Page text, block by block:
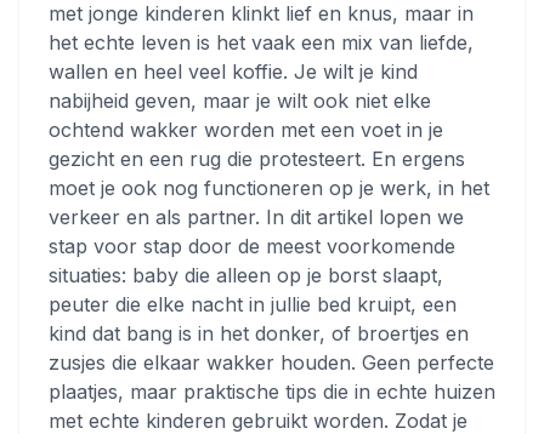
met jonge kinderen klinkt lief en knus, maar in
het echte leven is het vaak een mix van liefde,
wallen en heel veel koffie. Je wilt je kind
nabijheid geven, maar je wilt ook niet elke
ochtend wakker worden met een voet in je
gezicht en een rug die protesteert. En ergens
moet je ook nog functioneren op je werk, in het
verkeer en als partner. In dit artikel lopen we
stap voor stap door de meest voorkomende
situaties: baby die alleen op je borst slaapt,
peuter die elke nacht in jullie bed kruipt, een
kind dat bang is in het donker, of broertjes en
zusjes die elkaar wakker houden. Geen perfecte
plaatjes, maar praktische tips die in echte huizen
met echte kinderen gebruikt worden. Zodat je